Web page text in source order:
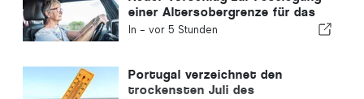
einer Altersobergrenze für das
Führen eines Kraftfahrzeugs in
In - vor 5 Stunden
Portugal verzeichnet den
trockensten Juli des